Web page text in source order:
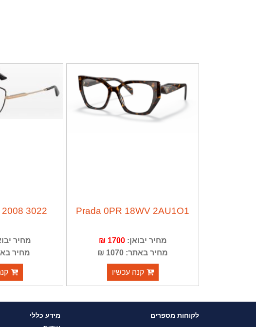
Prada 0PR 18WV 2AU1O1
מחיר יבואן:1700 ₪
מחיר באתר: 1070 ₪
קנה עכשיו
3022
מחיר
מחיר
לקוחות מספרים
מידע כללי